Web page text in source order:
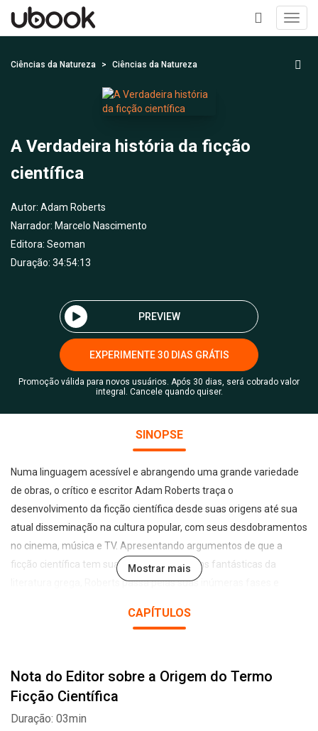
+
Ciências da Natureza Ciências da Natureza
A Verdadeira história da ficção
científica
Autor: Adam Roberts
Narrador: Marcelo Nascimento
Editora: Seoman
Duração: 34:54:13
PREVIEW
EXPERIMENTE 30 DIAS GRÁTIS
Promoção válida para novos usuários. Após 30 dias, será cobrado valor
integral. Cancele quando quiser.
SINOPSE
Numa linguagem acessível e abrangendo uma grande variedade
de obras, o crítico e escritor Adam Roberts traça o
desenvolvimento da ficção científica desde suas origens até sua
atual disseminação na cultura popular, com seus desdobramentos
no cinema, música e TV. Apresentando argumentos de que a
ficção científica tem suas raízes nas viagens fantásticas da
literatura grega, Roberts passa pelas suas inúmeras fases e
essa é uma das grandes culturas literárias do nosso tempo. Além
ficção científica e a mais completa do gênero em língua
portuguesa.
Mostrar mais
CAPÍTULOS
Nota do Editor sobre a Origem do Termo
Ficção Científica
Duração: 03min